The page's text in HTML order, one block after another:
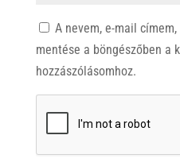
A nevem, e-mail
mentése a böngészőben a
hozzászólásomhoz.